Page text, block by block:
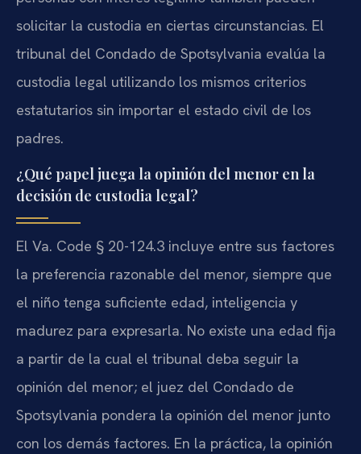
solicitar la custodia en ciertas circunstancias. El
tribunal del Condado de Spotsylvania evalúa la
custodia legal utilizando los mismos criterios
estatutarios sin importar el estado civil de los
padres.
¿Qué papel juega la opinión del menor en la
decisión de custodia legal?
El Va. Code § 20-124.3 incluye entre sus factores
la preferencia razonable del menor, siempre que
el niño tenga suficiente edad, inteligencia y
madurez para expresarla. No existe una edad fija
a partir de la cual el tribunal deba seguir la
opinión del menor; el juez del Condado de
Spotsylvania pondera la opinión del menor junto
con los demás factores. En la práctica, la opinión